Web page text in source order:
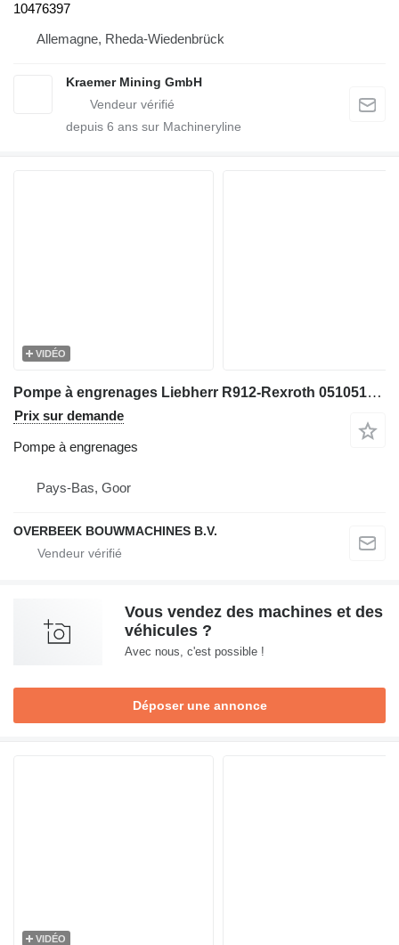
10476397
Allemagne, Rheda-Wiedenbrück
Kraemer Mining GmbH
depuis 6 ans sur Machineryline
VIDÉO
Pompe à engrenages Liebherr R912-Rexroth 0510515006-Gearpump/Zahnradpumpe pour excavateur
Prix sur demande
Pompe à engrenages
Pays-Bas, Goor
OVERBEEK BOUWMACHINES B.V.
Vous vendez des machines et des
véhicules ?
Avec nous, c'est possible !
Déposer une annonce
VIDÉO